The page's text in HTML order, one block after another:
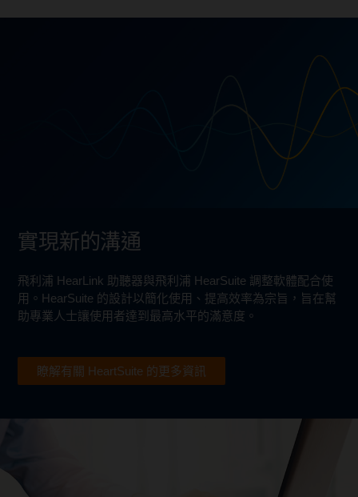
實現新的溝通
飛利浦 HearLink 助聽器與飛利浦 HearSuite 調整軟體配合使
用。HearSuite 的設計以簡化使用、提高效率為宗旨，旨在幫
助專業人士讓使用者達到最高水平的滿意度。
瞭解有關 HeartSuite 的更多資訊